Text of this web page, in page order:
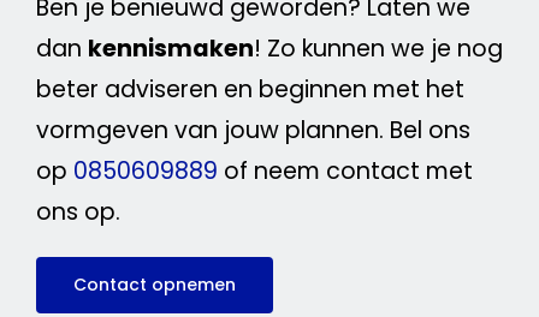
Ben je benieuwd geworden? Laten we
dan kennismaken! Zo kunnen we je nog
beter adviseren en beginnen met het
vormgeven van jouw plannen. Bel ons
op 0850609889 of neem contact met
ons op.
Contact opnemen